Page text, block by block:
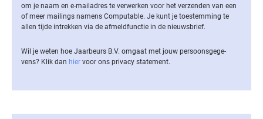
om je naam en e-mailadres te verwerken voor het verzenden van een
of meer mailings namens Computable. Je kunt je toestemming te
allen tijde intrekken via de af­meld­func­tie in de nieuwsbrief.
Wil je weten hoe Jaarbeurs B.V. omgaat met jouw per­soons­ge­ge­
vens? Klik dan hier voor ons privacy statement.